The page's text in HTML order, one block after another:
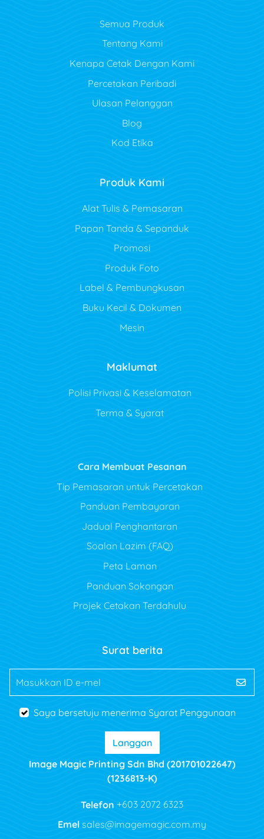
Semua Produk
Tentang Kami
Kenapa Cetak Dengan Kami
Percetakan Peribadi
Ulasan Pelanggan
Blog
Kod Etika
Produk Kami
Alat Tulis & Pemasaran
Papan Tanda & Sepanduk
Promosi
Produk Foto
Label & Pembungkusan
Buku Kecil & Dokumen
Mesin
Maklumat
Polisi Privasi & Keselamatan
Terma & Syarat
Cara Membuat Pesanan
Tip Pemasaran untuk Percetakan
Panduan Pembayaran
Jadual Penghantaran
Soalan Lazim (FAQ)
Peta Laman
Panduan Sokongan
Projek Cetakan Terdahulu
Surat berita
Masukkan ID e-mel
Saya bersetuju menerima Syarat Penggunaan
Langgan
Image Magic Printing Sdn Bhd (201701022647)
(1236813-K)
Telefon +603 2072 6323
Emel sales@imagemagic.com.my